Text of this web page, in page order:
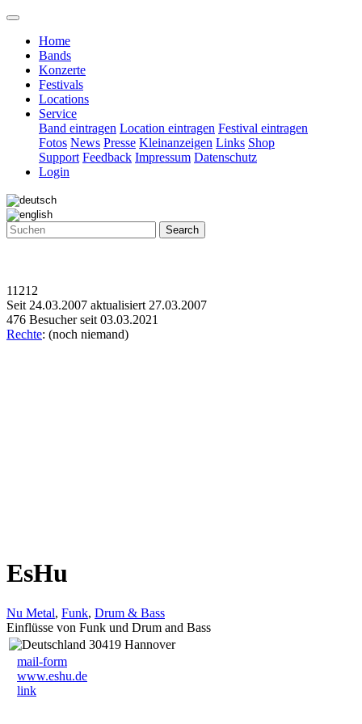
Home
Bands
Konzerte
Festivals
Locations
Service
Band eintragen Location eintragen Festival eintragen
Fotos News Presse Kleinanzeigen Links Shop
Support Feedback Impressum Datenschutz
Login
Search
11212
Seit 24.03.2007 aktualisiert 27.03.2007
476 Besucher seit 03.03.2021
Rechte: (noch niemand)
EsHu
Nu Metal, Funk, Drum & Bass
Einflüsse von Funk und Drum and Bass
30419 Hannover
mail-form
www.eshu.de
link